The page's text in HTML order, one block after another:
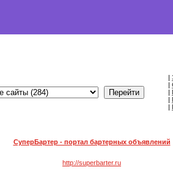
|
|
|
|
|
СуперБартер - портал бартерных объявлений
http://superbarter.ru